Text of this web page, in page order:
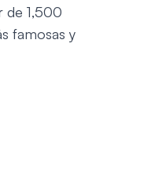
de 1,500
famosas y